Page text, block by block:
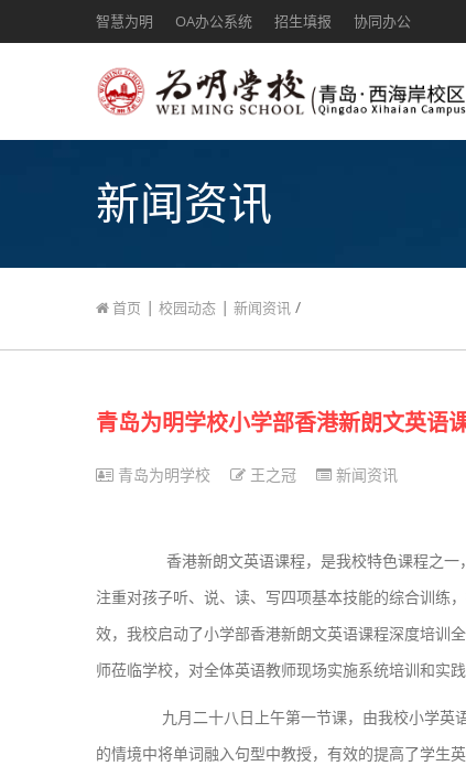
智慧为明 OA办公系统 招生填报 协同办公
新闻资讯
首页 | 校园动态 | 新闻资讯 /
青岛为明学校小学部香港新朗文英语
青岛为明学校 王之冠 新闻资讯
香港新朗文英语课程，是我校特色课程之一
注重对孩子听、说、读、写四项基本技能的综合训练
效，我校启动了小学部香港新朗文英语课程深度培训
师莅临学校，对全体英语教师现场实施系统培训和实践
九月二十八日上午第一节课，由我校小学英
的情境中将单词融入句型中教授，有效的提高了学生